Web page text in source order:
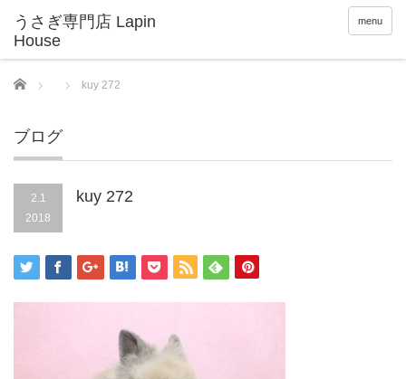
menu
Home kuy 272
ブログ
2.1
2018
kuy 272